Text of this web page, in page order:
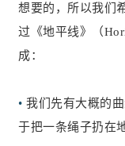
想要的，所以我们
过《地平线》（
成：
• 我们先有大概的
于把一条绳子扔在